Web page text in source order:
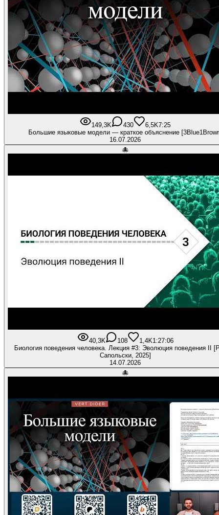
149,3K 430 6,5K7:25
Большие языковые модели — краткое объяснение
16.07.2026
🐙
40,3K 108 1,4K1:27:06
Биология поведения человека. Лекция #3: Эволюция поведения II
Сапольски, 2025]
14.07.2026
🐙